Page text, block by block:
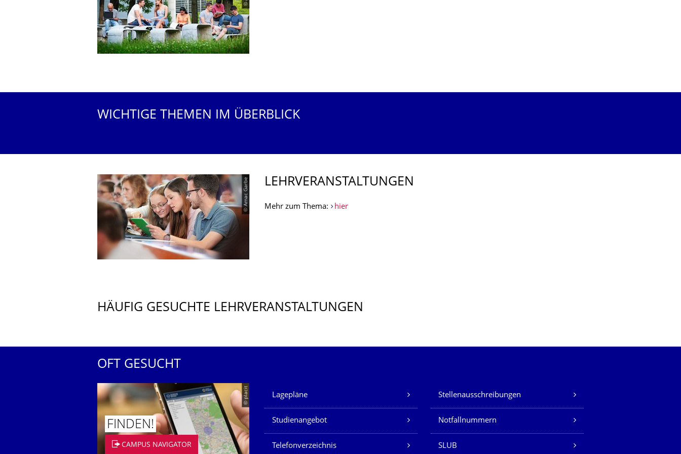
WICHTIGE THEMEN IM ÜBERBLICK
© Amac Garbe LEHRVERANSTAL­TUNGEN
Mehr zum Thema: hier
HÄUFIG GESUCHTE LEHRVERANSTALTUNGEN
OFT GESUCHT
© placit
FINDEN!
CAMPUS NAVIGATOR
Unsere Dienste
Lagepläne Stellenausschreibungen
Studienangebot Notfallnummern
Telefonverzeichnis SLUB